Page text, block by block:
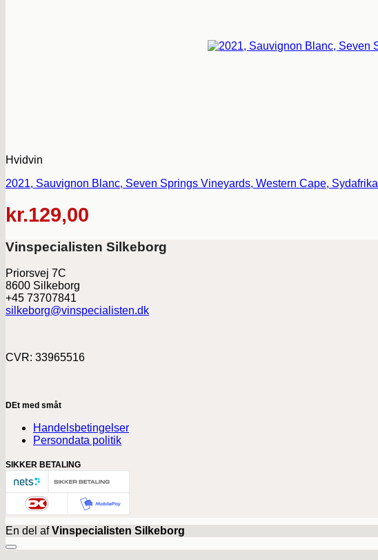
Hvidvin
2021, Sauvignon Blanc, Seven Springs Vineyards, Western Cape, Sydafrika
kr.129,00
Vinspecialisten Silkeborg
Priorsvej 7C
8600 Silkeborg
+45 73707841
silkeborg@vinspecialisten.dk
CVR: 33965516
DEt med småt
Handelsbetingelser
Persondata politik
SIKKER BETALING
En del afVinspecialisten Silkeborg